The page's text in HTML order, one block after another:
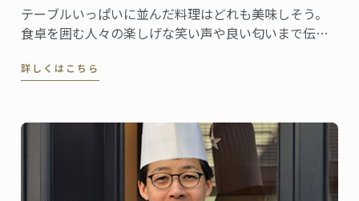
テーブルいっぱいに並んだ料理はどれも美味しそう。
食卓を囲む人々の楽しげな笑い声や良い匂いまで伝わ
「OMOTENASHI four Seasons ―糠澤佐知子の四季の
詳しくはこちら